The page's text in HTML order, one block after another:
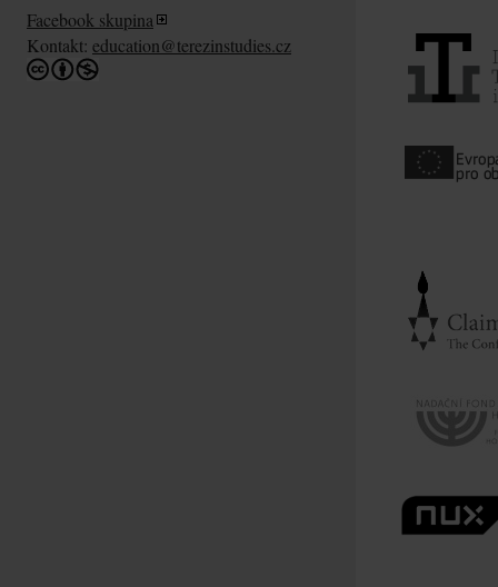
Facebook skupina
Kontakt: education@terezinstudies.cz